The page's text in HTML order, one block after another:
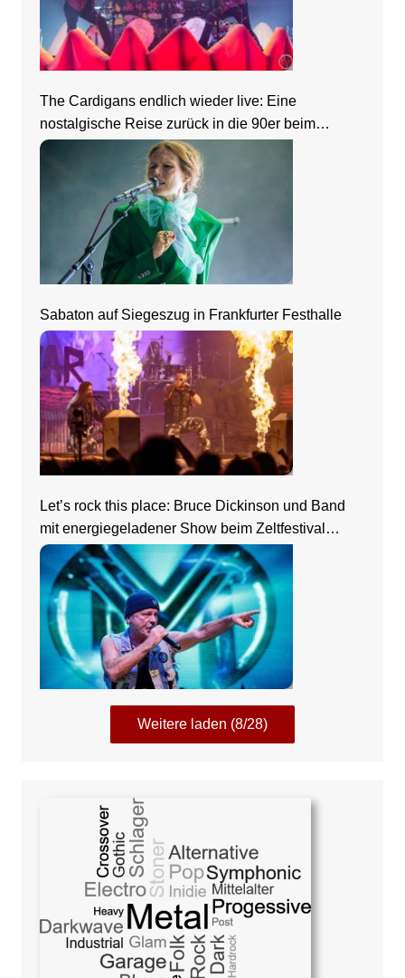
The Cardigans endlich wieder live: Eine
nostalgische Reise zurück in die 90er beim
Zeltfestival Rhein-Neckar
Sabaton auf Siegeszug in Frankfurter Festhalle
Let’s rock this place: Bruce Dickinson und Band
mit energiegeladener Show beim Zeltfestival
Rhein-Neckar
Weitere laden (8/28)